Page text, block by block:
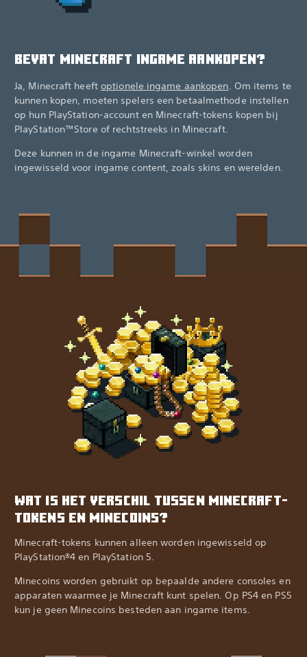
BEVAT MINECRAFT INGAME AANKOPEN?
Ja, Minecraft heeft optionele ingame aankopen‎. Om items te
kunnen kopen, moeten spelers een betaalmethode instellen
op hun PlayStation-account en Minecraft-tokens kopen bij
PlayStation™Store of rechtstreeks in Minecraft.‎
Deze kunnen in de ingame Minecraft-winkel worden
ingewisseld voor ingame content, zoals skins en werelden.
WAT IS HET VERSCHIL TUSSEN MINECRAFT-
TOKENS EN MINECOINS?
Minecraft-tokens kunnen alleen worden ingewisseld op
PlayStation®4 en PlayStation 5.‎
Minecoins worden gebruikt op bepaalde andere consoles en
apparaten waarmee je Minecraft kunt spelen. Op PS4 en PS5
kun je geen Minecoins besteden aan ingame items.